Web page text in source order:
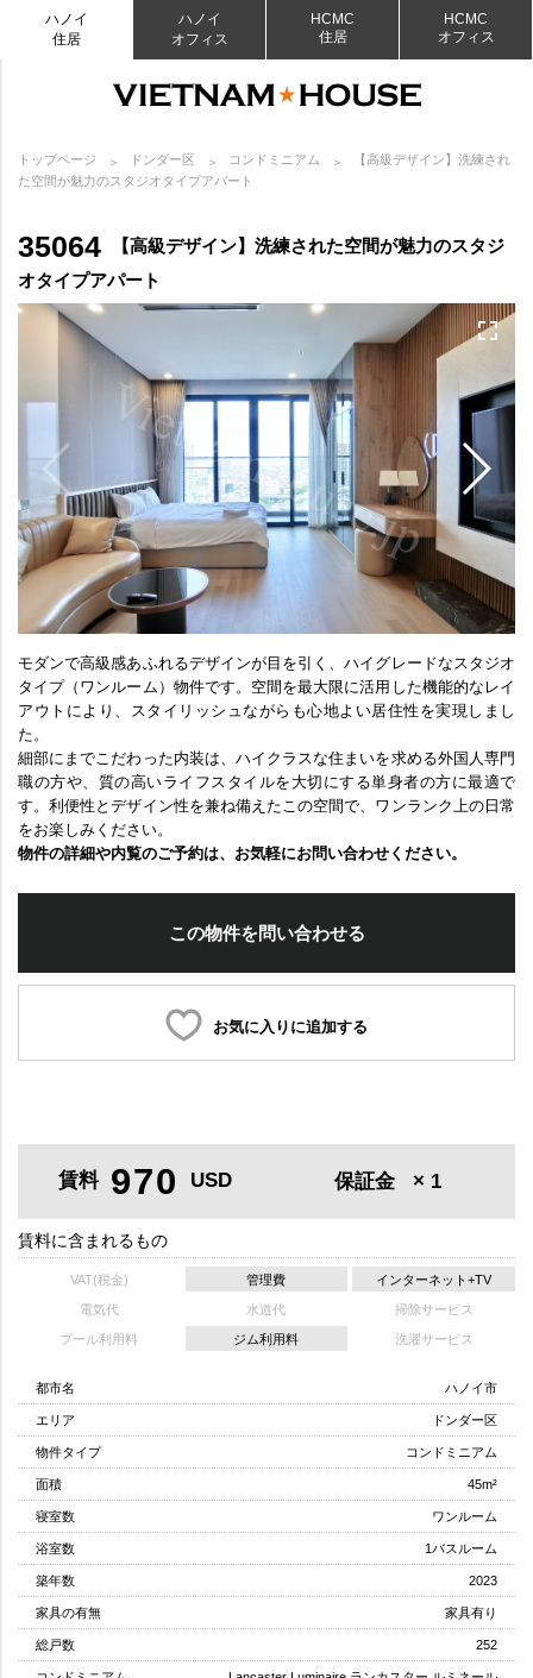
ハノイ
住居
ハノイ
オフィス
HCMC
住居
HCMC
オフィス
トップページ ドンダー区 コンドミニアム
【高級デザイン】洗練され
た空間が魅力のスタジオタイプアパート
35064
【高級デザイン】洗練された空間が魅力のスタジ
オタイプアパート
モダンで高級感あふれるデザインが目を引く、ハイグレードなスタジオ
タイプ（ワンルーム）物件です。空間を最大限に活用した機能的なレイ
アウトにより、スタイリッシュながらも心地よい居住性を実現しまし
た。
細部にまでこだわった内装は、ハイクラスな住まいを求める外国人専門
職の方や、質の高いライフスタイルを大切にする単身者の方に最適で
す。利便性とデザイン性を兼ね備えたこの空間で、ワンランク上の日常
をお楽しみください。
物件の詳細や内覧のご予約は、お気軽にお問い合わせください。
この物件を問い合わせる
お気に入りに追加する
賃料 970 USD 保証金 × 1
賃料に含まれるもの
VAT(税金) 管理費 インターネット+TV
電気代 水道代 掃除サービス
プール利用料 ジム利用料 洗濯サービス
都市名 ハノイ市
エリア ドンダー区
物件タイプ コンドミニアム
面積 45m²
寝室数 ワンルーム
浴室数 1バスルーム
築年数 2023
家具の有無 家具有り
総戸数 252